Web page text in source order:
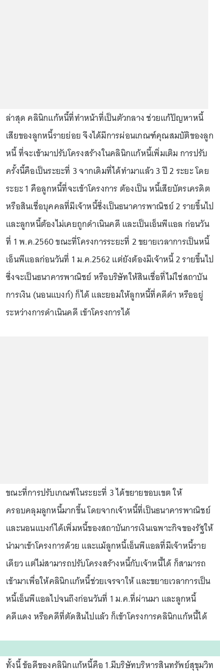
ล่าสุด คลินิกแก้หนี้ที่ทำหน้าที่เป็นตัวกลาง ช่วยแก้ปัญหาหนี้
เสียของลูกหนี้รายย่อย จึงได้มีการผ่อนเกณฑ์คุณสมบัติของลูก
หนี้ ที่จะเข้ามาปรับโครงสร้างในคลินิกแก้หนี้เพิ่มเติม การปรับ
ครั้งนี้คือเป็นระยะที่ 3 จากเดิมที่ได้ทำมาแล้ว 3 ปี 2 ระยะ โดย
ระยะ 1 คือลูกหนี้ที่จะเข้าโครงการ ต้องเป็น หนี้เสียบัตรเครดิต
หรือสินเชื่อบุคคลที่มีเจ้าหนี้ซึ่งเป็นธนาคารพาณิชย์ 2 รายขึ้นไป
และลูกหนี้ต้องไม่เคยถูกดำเนินคดี และเป็นเอ็นพีแอล ก่อนวัน
ที่ 1 พ.ค.2560 ขณะที่โครงการระยะที่ 2 ขยายเวลาการเป็นหนี้
เอ็นพีแอลก่อนวันที่ 1 ม.ค.2562 แต่ยังต้องมีเจ้าหนี้ 2 รายขึ้นไป
ซึ่งจะเป็นธนาคารพาณิชย์ หรือบริษัทให้สินเชื่อที่ไม่ใช่สถาบัน
การเงิน (นอนแบงก์) ก็ได้ และยอมให้ลูกหนี้ที่คดีดำ หรืออยู่
ระหว่างการดำเนินคดี เข้าโครงการได้
ขณะที่การปรับเกณฑ์ในระยะที่ 3 ได้ขยายขอบเขต ให้
ครอบคลุมลูกหนี้มากขึ้น โดยจากเจ้าหนี้ที่เป็นธนาคารพาณิชย์
และนอนแบงก์ได้เพิ่มหนี้ของสถาบันการเงินเฉพาะกิจของรัฐให้
นำมาเข้าโครงการด้วย และแม้ลูกหนี้เอ็นพีแอลที่มีเจ้าหนี้ราย
เดียว แต่ไม่สามารถปรับโครงสร้างหนี้กับเจ้าหนี้ได้ ก็สามารถ
เข้ามาเพื่อให้คลินิกแก้หนี้ช่วยเจรจาให้ และขยายเวลาการเป็น
หนี้เอ็นพีแอลไปจนถึงก่อนวันที่ 1 ม.ค.ที่ผ่านมา และลูกหนี้
คดีแดง หรือคดีที่ตัดสินไปแล้ว ก็เข้าโครงการคลินิกแก้หนี้ได้
ทั้งนี้ ข้อดีของคลินิกแก้หนี้คือ 1.มีบริษัทบริหารสินทรัพย์สุขุมวิท